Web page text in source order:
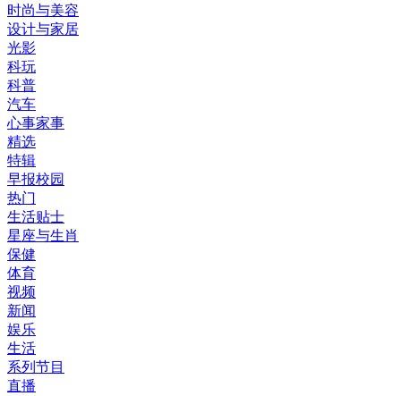
时尚与美容
设计与家居
光影
科玩
科普
汽车
心事家事
精选
特辑
早报校园
热门
生活贴士
星座与生肖
保健
体育
视频
新闻
娱乐
生活
系列节目
直播